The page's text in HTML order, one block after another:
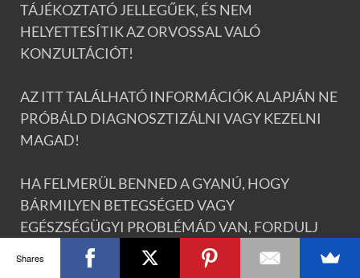
TÁJÉKOZTATÓ JELLEGŰEK, ÉS NEM
HELYETTESÍTIK AZ ORVOSSAL VALÓ
KONZULTÁCIÓT!
AZ ITT TALÁLHATÓ INFORMÁCIÓK ALAPJÁN NE
PRÓBÁLD DIAGNOSZTIZÁLNI VAGY KEZELNI
MAGAD!
HA FELMERÜL BENNED A GYANÚ, HOGY
BÁRMILYEN BETEGSÉGED VAGY
EGÉSZSÉGÜGYI PROBLÉMÁD VAN, FORDULJ
ORVOSHOZ!
Shares